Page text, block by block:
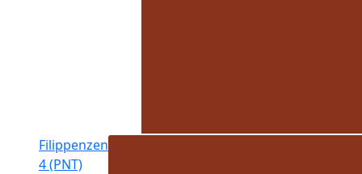
Filippenzen
4 (PNT)